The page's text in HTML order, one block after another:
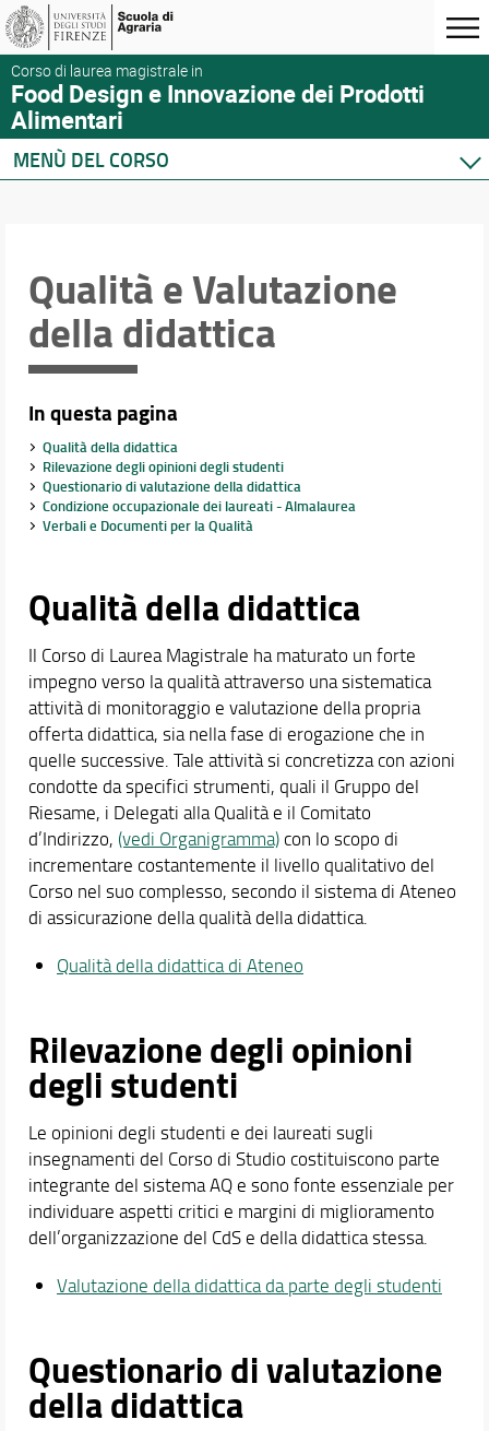
Corso di laurea magistrale in
Food Design e Innovazione dei Prodotti
Alimentari
MENÙ DEL CORSO
Presentazione del corso
Sedi e strutture
Norme e regolamenti
Organizzazione
Segnalazioni e reclami
Qualità e Valutazione della didattica
Per iscriversi
Per laurearsi
Per le aziende
Didattica
Orario e calendari
Qualità e Valutazione
della didattica
In questa pagina
Qualità della didattica
Rilevazione degli opinioni degli studenti
Questionario di valutazione della didattica
Condizione occupazionale dei laureati - Almalaurea
Verbali e Documenti per la Qualità
Qualità della didattica
Il Corso di Laurea Magistrale ha maturato un forte
impegno verso la qualità attraverso una sistematica
attività di monitoraggio e valutazione della propria
offerta didattica, sia nella fase di erogazione che in
quelle successive. Tale attività si concretizza con azioni
condotte da specifici strumenti, quali il Gruppo del
Riesame, i Delegati alla Qualità e il Comitato
d’Indirizzo, (vedi Organigramma)con lo scopo di
incrementare costantemente il livello qualitativo del
Corso nel suo complesso, secondo il sistema di Ateneo
di assicurazione della qualità della didattica.
Qualità della didattica di Ateneo
Rilevazione degli opinioni
degli studenti
Le opinioni degli studenti e dei laureati sugli
insegnamenti del Corso di Studio costituiscono parte
integrante del sistema AQ e sono fonte essenziale per
individuare aspetti critici e margini di miglioramento
dell’organizzazione del CdS e della didattica stessa.
Valutazione della didattica da parte degli studenti
Questionario di valutazione
della didattica